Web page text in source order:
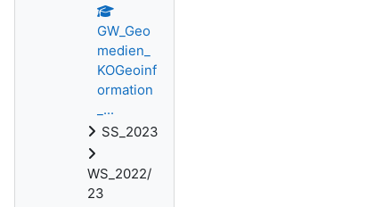
GW_Geo
medien_
KOGeoinf
ormation
_...
SS_2023
WS_2022/
23